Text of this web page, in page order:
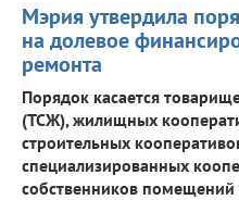
Мэрия утвердила
на долевое
ремонта
Порядок касается
(ТСЖ), жилищных
строительных
специализированных
собственников